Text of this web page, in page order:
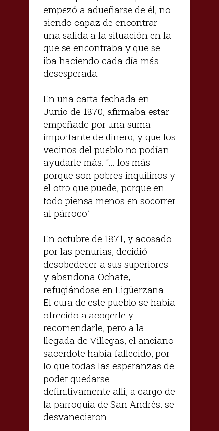
empezó a adueñarse de él, no
siendo capaz de encontrar
una salida a la situación en la
que se encontraba y que se
iba haciendo cada día más
desesperada.
En una carta fechada en
Junio de 1870, afirmaba estar
empeñado por una suma
importante de dinero, y que los
vecinos del pueblo no podían
ayudarle más. “… los más
porque son pobres inquilinos y
el otro que puede, porque en
todo piensa menos en socorrer
al párroco”
En octubre de 1871, y acosado
por las penurias, decidió
desobedecer a sus superiores
y abandona Ochate,
refugiándose en Ligüerzana.
El cura de este pueblo se había
ofrecido a acogerle y
recomendarle, pero a la
llegada de Villegas, el anciano
sacerdote había fallecido, por
lo que todas las esperanzas de
poder quedarse
definitivamente allí, a cargo de
la parroquia de San Andrés, se
desvanecieron.